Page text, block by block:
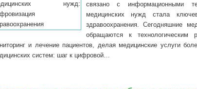
связано с информационными
медицинских нужд стала
здравоохранения. Сегодняшние
обращаются к технологическим
и лечение пациентов, делая медицинские услуги
систем: шаг к цифровой…